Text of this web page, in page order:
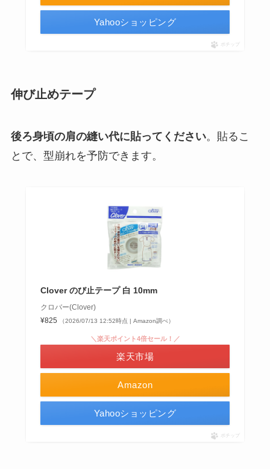
Yahooショッピング
ポチップ
伸び止めテープ
後ろ身頃の肩の縫い代に貼ってください。貼るこ
とで、型崩れを予防できます。
Clover のび止テープ 白 10mm
クロバー(Clover)
¥825
（2026/07/13 12:52時点 | Amazon調べ）
Amazon
＼楽天ポイント4倍セール！／
楽天市場
Yahooショッピング
ポチップ